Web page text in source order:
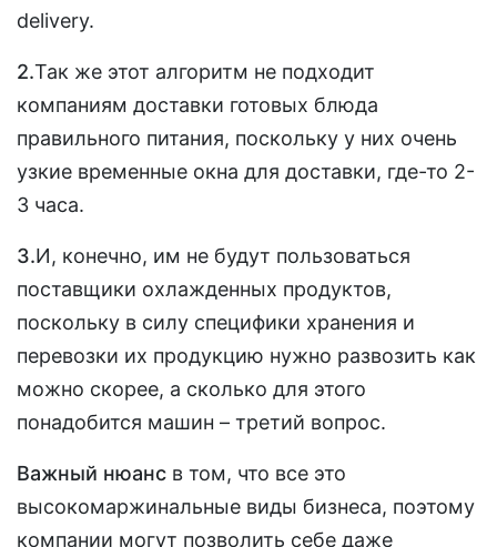
delivery.
2.Так же этот алгоритм не подходит
компаниям доставки готовых блюда
правильного питания, поскольку у них очень
узкие временные окна для доставки, где-то 2-
3 часа.
3.И, конечно, им не будут пользоваться
поставщики охлажденных продуктов,
поскольку в силу специфики хранения и
перевозки их продукцию нужно развозить как
можно скорее, а сколько для этого
понадобится машин – третий вопрос.
Важный нюанс в том, что все это
высокомаржинальные виды бизнеса, поэтому
компании могут позволить себе даже